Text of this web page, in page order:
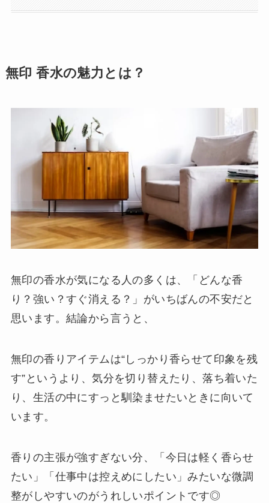
無印 香水の魅力とは？
無印の香水が気になる人の多くは、「どんな香
り？強い？すぐ消える？」がいちばんの不安だと
思います。結論から言うと、
無印の香りアイテムは“しっかり香らせて印象を残
す”というより、気分を切り替えたり、落ち着いた
り、生活の中にすっと馴染ませたいときに向いて
います。
香りの主張が強すぎない分、「今日は軽く香らせ
たい」「仕事中は控えめにしたい」みたいな微調
整がしやすいのがうれしいポイントです◎